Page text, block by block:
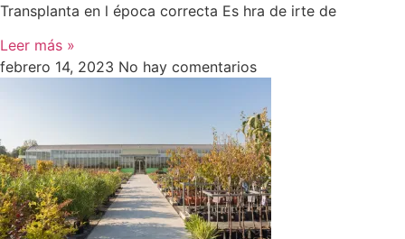
Transplanta en l época correcta Es hra de irte de
Leer más »
febrero 14, 2023 No hay comentarios